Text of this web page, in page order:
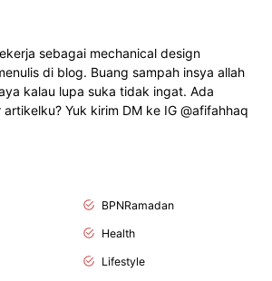
sebagai mechanical design
di blog. Buang sampah insya allah
kalau lupa suka tidak ingat. Ada
Yuk kirim DM ke IG @afifahhaq
BPNRamadan
Health
Lifestyle